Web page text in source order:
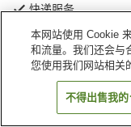
快递服务
首页 日本 广岛县
本网站使用 Cookie
和流量。我们还会与
您使用我们网站相关
不得出售我